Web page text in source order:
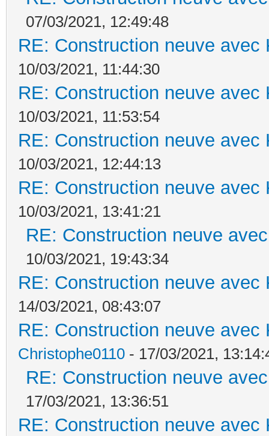
07/03/2021, 12:49:48
RE: Construction neuve avec
10/03/2021, 11:44:30
RE: Construction neuve avec
10/03/2021, 11:53:54
RE: Construction neuve avec
10/03/2021, 12:44:13
RE: Construction neuve avec
10/03/2021, 13:41:21
RE: Construction neuve
10/03/2021, 19:43:34
RE: Construction neuve avec
14/03/2021, 08:43:07
RE: Construction neuve avec
Christophe0110 - 17/03/2021,
RE: Construction neuve
17/03/2021, 13:36:51
RE: Construction neuve avec